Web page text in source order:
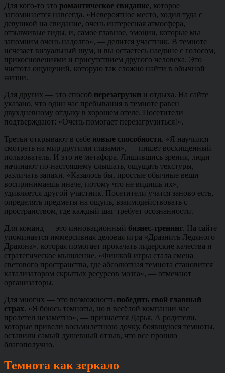
Для кого-то это романтическое свидание, которое
запоминается навсегда. «Невероятное место, ходил туда с
девушкой на свидание, очень интересная атмосфера,
отзывчивые гиды, и, самое главное, эмоции, которые мы
запомним очень надолго», — делится участник. В темноте
исчезает визуальный шум, и вы остаетесь наедине с голосом,
прикосновениями и присутствием другого человека. Это
чистота ощущений, которую так сложно найти в обычной
жизни.
Для других — это способ перезагрузки и отдыха. На сайте
указано, что один час пребывания в темноте равен
двухдневному отдыху в хорошем отеле. Посетители
подтверждают: «Очень помогает перезагрузиться!».
Третьи открывают в себе новые способности. «Я научился
смотреть на мир другими глазами», — пишет восхищенный
пользователь. И это не метафора. Лишившись зрения, люди
начинают по-настоящему слышать, ощущать текстуры,
различать запахи. «Казалось бы, простые обычные вещи
воспринимаешь иначе, потому что не видишь их», —
удивляется другой участник. Посетители учатся заново есть,
определять предметы на ощупь, взаимодействовать с
пространством, где каждый шаг требует осознанности.
Для команд — это инновационный бизнес-тренинг. На сайте
упоминается иммерсивная деловая игра «Дразнить Ледяного
Дракона», которая помогает прокачать лидерские качества и
стратегическое мышление. «Фишкой игры стала смена
светового пространства, где абсолютная темнота становится
катализатором скрытых ресурсов мозга», — отмечают
организаторы.
Для многих — это возможность победить свой главный
страх. «Я боюсь темноты, но в весёлой компании час
пролетел незаметно», — признается Дарья. А родители,
которые привели восьмилетнюю дочку, боявшуюся темноты,
оставили самый душевный отзыв, что все прошло
благополучно.
Темнота как зеркало